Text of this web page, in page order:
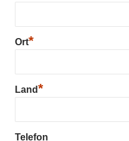
Ort*
Land*
Telefon